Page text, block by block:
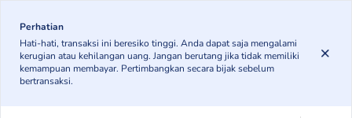
main
content
Perhatian
Hati-hati, transaksi ini beresiko tinggi. Anda dapat saja mengalami
kerugian atau kehilangan uang. Jangan berutang jika tidak memiliki
kemampuan membayar. Pertimbangkan secara bijak sebelum
bertransaksi.
4.92%
KL
4.89%